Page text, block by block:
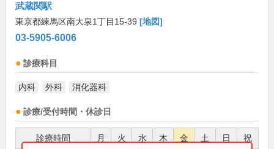
武蔵関駅
東京都練馬区南大泉1丁目15-39 [地図]
03-5905-6006
診療科目
内科 外科 消化器科
診療/受付時間・休診日
診療時間 月 火 水 木 金 土 日 祝